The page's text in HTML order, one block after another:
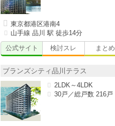
東京都港区港南4
山手線 品川 駅 徒歩14分
公式サイト
検討スレ まとめ
ブランズシティ品川テラス
2LDK～4LDK
30戸／総戸数 216戸